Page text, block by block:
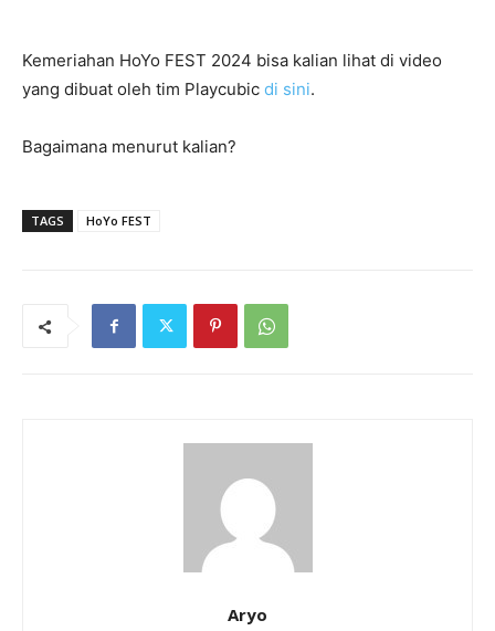
Kemeriahan HoYo FEST 2024 bisa kalian lihat di video
yang dibuat oleh tim Playcubic di sini.
Bagaimana menurut kalian?
TAGS HoYo FEST
Aryo